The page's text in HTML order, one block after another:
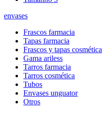
envases
Frascos farmacia
Tapas farmacia
Frascos y tapas cosmética
Gama ariless
Tarros farmacia
Tarros cosmética
Tubos
Envases unguator
Otros